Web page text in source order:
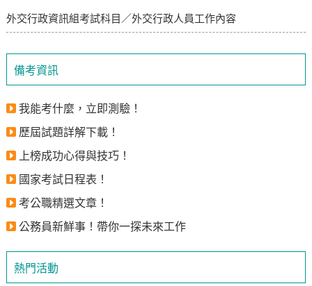
備考資訊
我能考什麼，立即測驗！
歷屆試題詳解下載！
上榜成功心得與技巧！
國家考試日程表！
考公職精選文章！
公務員新鮮事！帶你一探未來工作
熱門活動
外交行政資訊組考試科目／外交行政人員工作內容